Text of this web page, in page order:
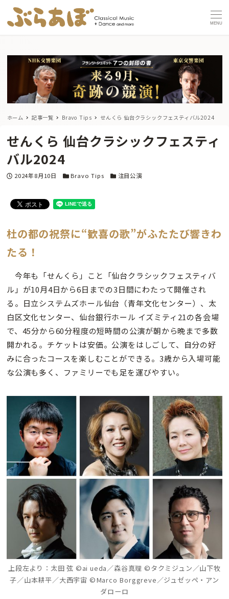
MENU
ホーム 記事一覧 Bravo Tips せんくら 仙台クラシックフェスティバル2024
せんくら 仙台クラシックフェスティ
バル2024
投稿日
2024年8月10日 カテゴリー
Bravo Tips カテゴリー
注目公演
杜の都の祝祭に“歓喜の歌”がふたたび響きわ
たる！
今年も「せんくら」こと「仙台クラシックフェスティバ
ル」が10月4日から6日までの3日間にわたって開催され
る。日立システムズホール仙台（青年文化センター）、太
白区文化センター、仙台銀行ホール イズミティ21の各会場
で、45分から60分程度の短時間の公演が朝から晩まで多数
開かれる。チケットは安価。公演をはしごして、自分の好
みに合ったコースを楽しむことができる。3歳から入場可能
な公演も多く、ファミリーでも足を運びやすい。
上段左より：太田 弦 ©ai ueda／森谷真理 ©タクミジュン／山下牧
子／山本耕平／大西宇宙 ©Marco Borggreve／ジュゼッペ・アン
ダローロ